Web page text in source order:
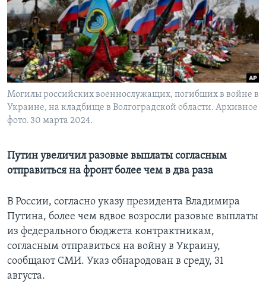
Learning English
СОЦИАЛЬНЫЕ СЕТИ
Языки
Могилы российских военнослужащих, погибших в войне в
Украине, на кладбище в Волгоградской области. Архивное
фото. 30 марта 2024.
Путин увеличил разовые выплаты согласным
отправиться на фронт более чем в два раза
В России, согласно указу президента Владимира
Путина, более чем вдвое возросли разовые выплаты
из федерального бюджета контрактникам,
согласным отправиться на войну в Украину,
сообщают СМИ. Указ обнародован в среду, 31
августа.